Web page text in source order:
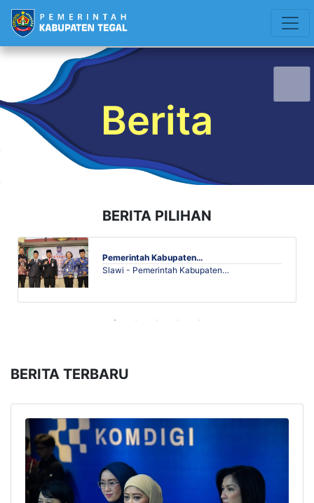
Berita
BERITA PILIHAN
Pemerintah Kabupaten…
Slawi - Pemerintah Kabupaten…
BERITA TERBARU